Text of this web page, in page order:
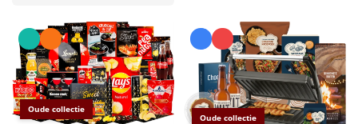
Oude collectie
Oude collectie